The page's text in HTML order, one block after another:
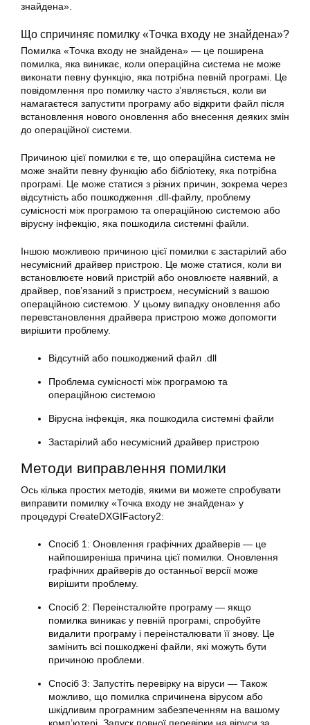
знайдена».
Що спричиняє помилку «Точка входу не знайдена»?
Помилка «Точка входу не знайдена» — це поширена
помилка, яка виникає, коли операційна система не може
виконати певну функцію, яка потрібна певній програмі. Це
повідомлення про помилку часто з’являється, коли ви
намагаєтеся запустити програму або відкрити файл після
встановлення нового оновлення або внесення деяких змін
до операційної системи.
Причиною цієї помилки є те, що операційна система не
може знайти певну функцію або бібліотеку, яка потрібна
програмі. Це може статися з різних причин, зокрема через
відсутність або пошкодження .dll-файлу, проблему
сумісності між програмою та операційною системою або
вірусну інфекцію, яка пошкодила системні файли.
Іншою можливою причиною цієї помилки є застарілий або
несумісний драйвер пристрою. Це може статися, коли ви
встановлюєте новий пристрій або оновлюєте наявний, а
драйвер, пов’язаний з пристроєм, несумісний з вашою
операційною системою. У цьому випадку оновлення або
перевстановлення драйвера пристрою може допомогти
вирішити проблему.
Відсутній або пошкоджений файл .dll
Проблема сумісності між програмою та
операційною системою
Вірусна інфекція, яка пошкодила системні файли
Застарілий або несумісний драйвер пристрою
Методи виправлення помилки
Ось кілька простих методів, якими ви можете спробувати
виправити помилку «Точка входу не знайдена» у
процедурі CreateDXGIFactory2:
Спосіб 1: Оновлення графічних драйверів — це
найпоширеніша причина цієї помилки. Оновлення
графічних драйверів до останньої версії може
вирішити проблему.
Спосіб 2: Переінсталюйте програму — якщо
помилка виникає у певній програмі, спробуйте
видалити програму і переінсталювати її знову. Це
замінить всі пошкоджені файли, які можуть бути
причиною проблеми.
Спосіб 3: Запустіть перевірку на віруси — Також
можливо, що помилка спричинена вірусом або
шкідливим програмним забезпеченням на вашому